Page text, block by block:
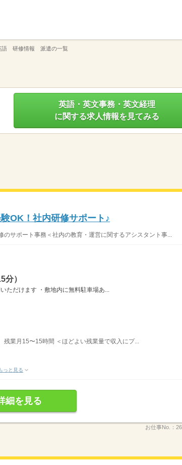
語 研修情報 派遣の一覧
英語・英文事務・英文経理
に関する求人情報を見てみる
OK！社内研修サポート♪
サポート事務＜社内の教育・運営に関するアシスタント事...
分）
ただけます ・敷地内に無料駐車場あ...
業月15〜15時間 ＜ほどよい残業量で収入にプ...
っと見る
細を見る
お仕事No.：